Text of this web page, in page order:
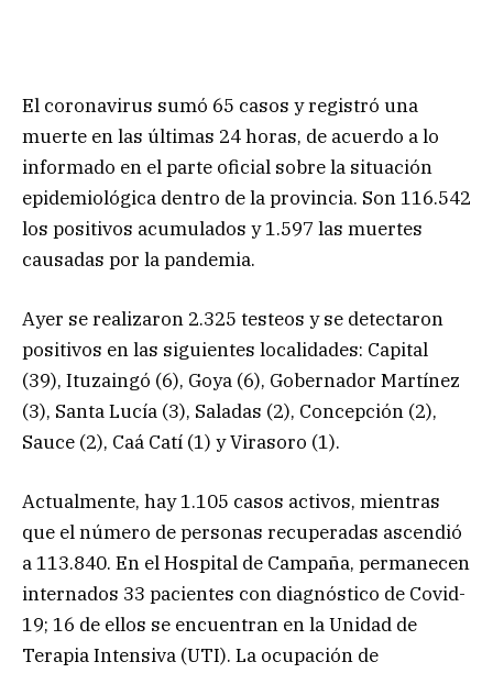
El coronavirus sumó 65 casos y registró una
muerte en las últimas 24 horas, de acuerdo a lo
informado en el parte oficial sobre la situación
epidemiológica dentro de la provincia. Son 116.542
los positivos acumulados y 1.597 las muertes
causadas por la pandemia.
Ayer se realizaron 2.325 testeos y se detectaron
positivos en las siguientes localidades: Capital
(39), Ituzaingó (6), Goya (6), Gobernador Martínez
(3), Santa Lucía (3), Saladas (2), Concepción (2),
Sauce (2), Caá Catí (1) y Virasoro (1).
Actualmente, hay 1.105 casos activos, mientras
que el número de personas recuperadas ascendió
a 113.840. En el Hospital de Campaña, permanecen
internados 33 pacientes con diagnóstico de Covid-
19; 16 de ellos se encuentran en la Unidad de
Terapia Intensiva (UTI). La ocupación de